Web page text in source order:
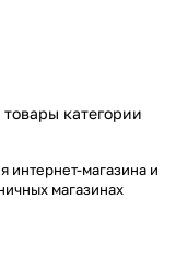
товары категории
интернет-магазина и
магазинах